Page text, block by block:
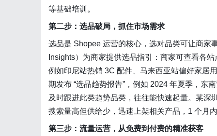
等基础培训。
第二步：选品破局，抓住市场需求
选品是 Shopee 运营的核心，选对品类可让商家
Insights）为商家提供选品指引：商家可查看各站
例如印尼站热销 3C 配件、马来西亚站偏好家居
期发布 “选品趋势报告”，例如 2024 年夏季，东
及时跟进此类趋势品类，往往能快速起量。某深
搜索量高但供给少，迅速上架相关产品，1 个月
第三步：流量运营，从免费到付费的精准获客